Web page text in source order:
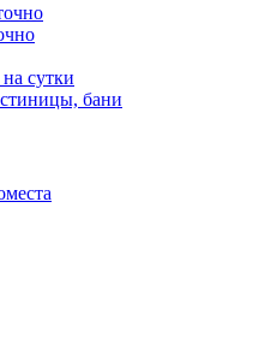
сутки
бани